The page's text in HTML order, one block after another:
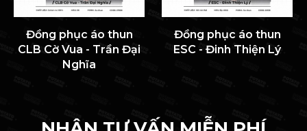
Đồng phục áo thun
CLB Cờ Vua - Trần Đại
Nghĩa
Đồng phục áo thun
ESC - Đinh Thiện Lý